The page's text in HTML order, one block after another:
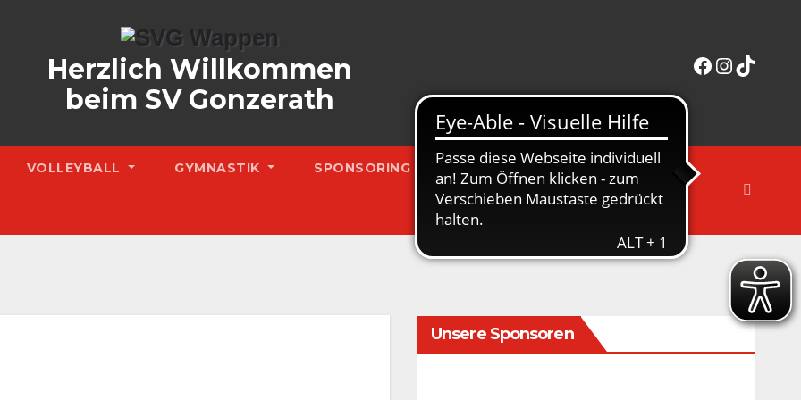
Herzlich Willkommen
beim SV Gonzerath
Facebook
TikTok
VOLLEYBALL GYMNASTIK SPONSORING INTERAKTIV
Unsere Sponsoren